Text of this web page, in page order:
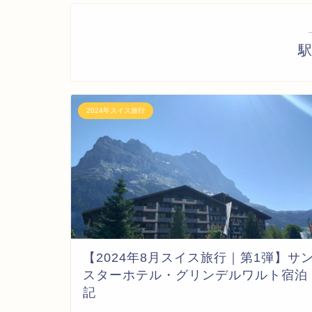
2024年スイス旅行
【2024年8月スイス旅行｜第1弾】サン
スターホテル・グリンデルワルト宿泊
記